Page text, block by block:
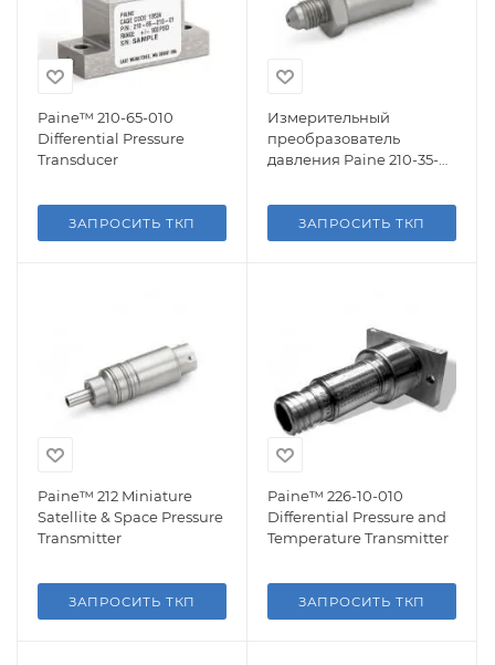
Paine™ 210-65-010
Differential Pressure
Transducer
ЗАПРОСИТЬ ТКП
Измерительный
преобразователь
давления Paine 210-35-
ЗАПРОСИТЬ ТКП
Paine™ 212 Miniature
Satellite & Space Pressure
Transmitter
ЗАПРОСИТЬ ТКП
Paine™ 226-10-010
Differential Pressure and
Temperature Transmitter
ЗАПРОСИТЬ ТКП